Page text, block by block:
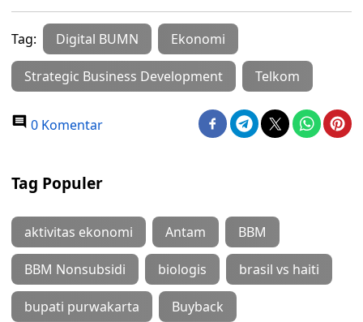
Tag: Digital BUMN Ekonomi
Strategic Business Development Telkom
0 Komentar
Tag Populer
aktivitas ekonomi Antam BBM
BBM Nonsubsidi biologis brasil vs haiti
bupati purwakarta Buyback